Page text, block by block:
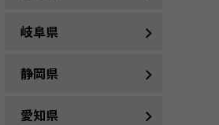
岐阜県
静岡県
愛知県